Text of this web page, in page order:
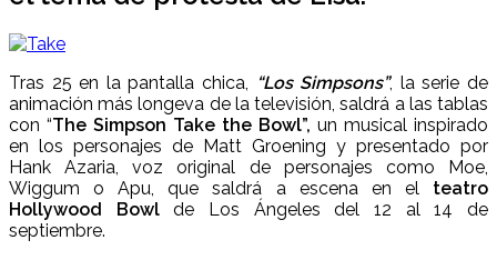
Tras 25 en la pantalla chica, “Los Simpsons”, la serie de
animación más longeva de la televisión, saldrá a las tablas
con “The Simpson Take the Bowl”, un musical inspirado
en los personajes de Matt Groening y presentado por
Hank Azaria, voz original de personajes como Moe,
Wiggum o Apu, que saldrá a escena en el teatro
Hollywood Bowlde Los Ángeles del 12 al 14 de
septiembre.